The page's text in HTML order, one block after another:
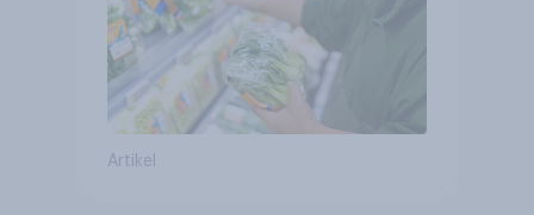
Artikel